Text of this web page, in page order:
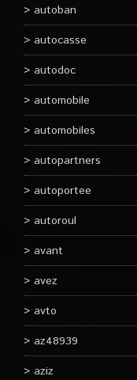
autoban
autocasse
autodoc
automobile
automobiles
autopartners
autoportee
autoroul
avant
avez
avto
az48939
aziz